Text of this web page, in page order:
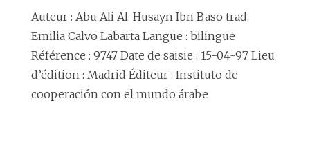
Auteur : Abu Ali Al-Husayn Ibn Baso trad.
Emilia Calvo Labarta Langue : bilingue
Référence : 9747 Date de saisie : 15-04-97 Lieu
d’édition : Madrid Éditeur : Instituto de
cooperación con el mundo árabe